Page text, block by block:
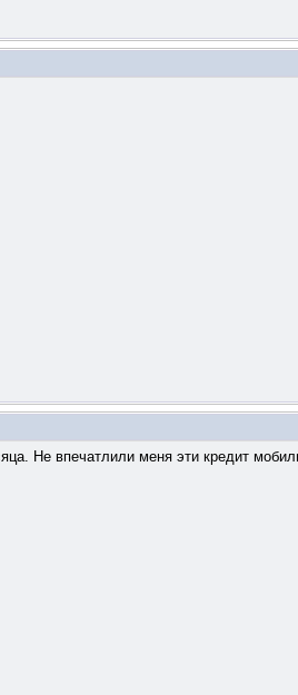
Не впечатлили меня эти кредит